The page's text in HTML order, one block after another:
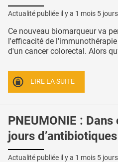
Actualité publiée il y a 1 mois 5 jours
Ce nouveau biomarqueur va
l'efficacité de
d'un cancer colorectal. Alors
LIRE LA SUITE
PNEUMONIE :
jours
Actualité publiée il y a 1 mois 5 jours